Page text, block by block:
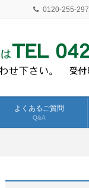
0120-255-297
よくあるご質問
Q&A